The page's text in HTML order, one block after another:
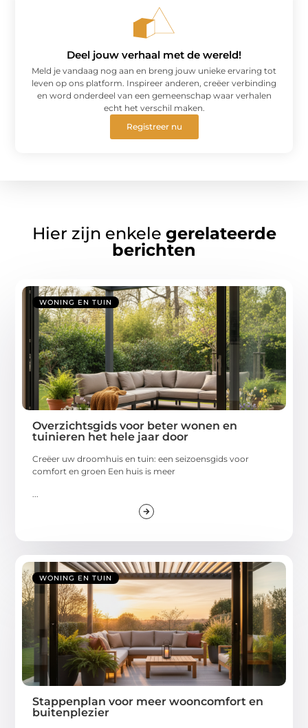
Deel jouw verhaal met de wereld!
Meld je vandaag nog aan en breng jouw unieke ervaring tot
leven op ons platform. Inspireer anderen, creëer verbinding
en word onderdeel van een gemeenschap waar verhalen
echt het verschil maken.
Registreer nu
Hier zijn enkele gerelateerde
berichten
WONING EN TUIN
Overzichtsgids voor beter wonen en
tuinieren het hele jaar door
Creëer uw droomhuis en tuin: een seizoensgids voor
comfort en groen Een huis is meer
WONING EN TUIN
Stappenplan voor meer wooncomfort en
buitenplezier